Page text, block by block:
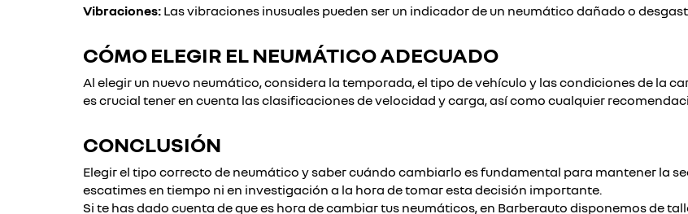
Vibraciones: Las vibraciones inusuales pueden ser un indicador de un neumático dañado o
CÓMO ELEGIR EL NEUMÁTICO ADECUADO
Al elegir un nuevo neumático, considera la temporada, el tipo de vehículo y las condiciones de la
es crucial tener en cuenta las clasificaciones de velocidad y carga, así como cualquier
CONCLUSIÓN
Elegir el tipo correcto de neumático y saber cuándo cambiarlo es fundamental para mantener la
escatimes en tiempo ni en investigación a la hora de tomar esta decisión importante.
Si te has dado cuenta de que es hora de cambiar tus neumáticos, en Barberauto disponemos de